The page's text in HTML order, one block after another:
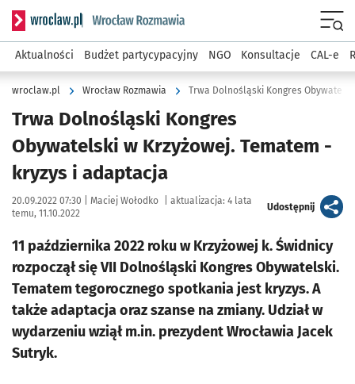
Serwis informacyjny wroclaw.pl podserwis: Rozmawia
Aktualności Budżet partycypacyjny NGO Konsultacje CAL-e
wroclaw.pl Wrocław Rozmawia Trwa Dolnośląski Kongres
Trwa Dolnośląski Kongres
Obywatelski w Krzyżowej. Tematem -
kryzys i adaptacja
Data publikacji:
20.09.2022 07:30 | Autor:
Maciej Wołodko aktualizacja: 4 lata
temu, 11.10.2022
Udostępnijartykuł
11 października 2022 roku w Krzyżowej k. Świdnicy
rozpoczął się VII Dolnośląski Kongres Obywatelski.
Tematem tegorocznego spotkania jest kryzys. A
także adaptacja oraz szanse na zmiany. Udział w
wydarzeniu wziął m.in. prezydent Wrocławia Jacek
Sutryk.